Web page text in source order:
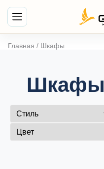
Главная / Шкафы
Шкафы